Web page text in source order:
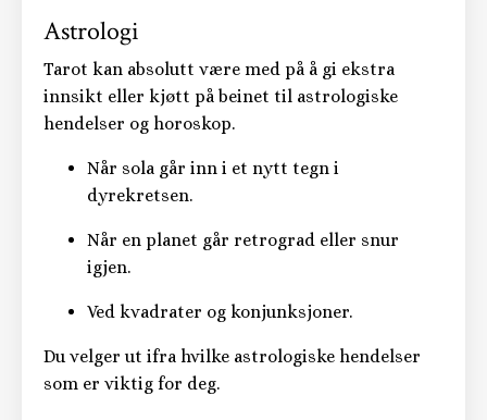
Astrologi
Tarot kan absolutt være med på å gi ekstra
innsikt eller kjøtt på beinet til astrologiske
hendelser og horoskop.
Når sola går inn i et nytt tegn i
dyrekretsen.
Når en planet går retrograd eller snur
igjen.
Ved kvadrater og konjunksjoner.
Du velger ut ifra hvilke astrologiske hendelser
som er viktig for deg.